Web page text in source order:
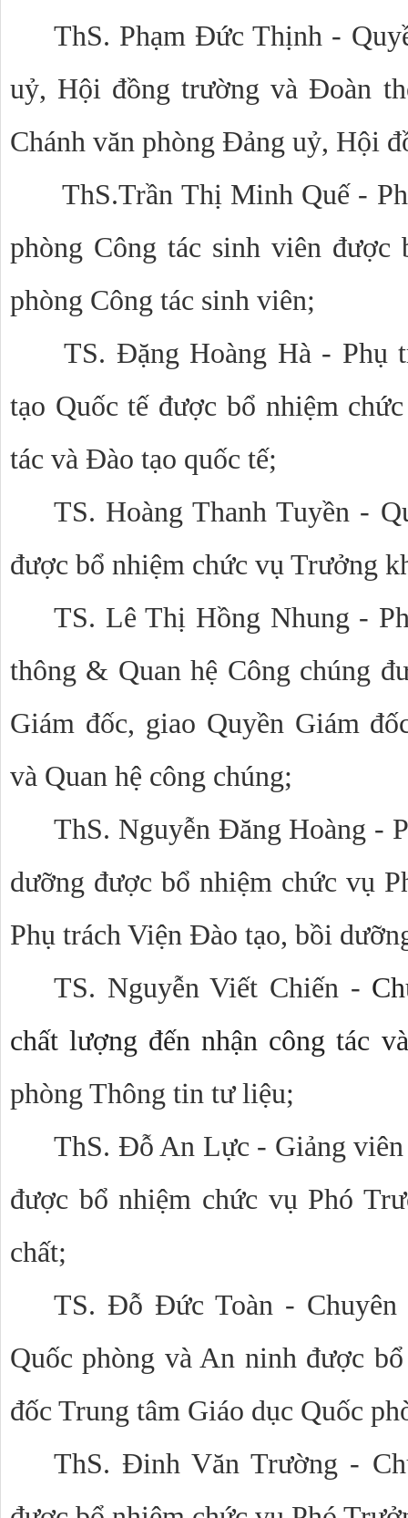
ThS. Phạm Đức Thịnh -
uỷ, Hội đồng trường và Đoàn
Chánh văn phòng Đảng uỷ, Hội
ThS.Trần Thị Minh Quế -
phòng Công tác sinh viên
phòng Công tác sinh viên;
TS. Đặng Hoàng Hà - Phụ
tạo Quốc tế được bổ nhiệm
tác và Đào tạo quốc tế;
TS. Hoàng Thanh Tuyền -
được bổ nhiệm chức vụ Trưởng
TS. Lê Thị Hồng Nhung -
thông & Quan hệ Công chúng
Giám đốc, giao Quyền Giám
và Quan hệ công chúng;
ThS. Nguyễn Đăng Hoàng -
dưỡng được bổ nhiệm chức vụ
Phụ trách Viện Đào tạo, bồi
TS. Nguyễn Viết Chiến -
chất lượng đến nhận công tác
phòng Thông tin tư liệu;
ThS. Đỗ An Lực - Giảng
được bổ nhiệm chức vụ Phó
chất;
TS. Đỗ Đức Toàn - Chuyên
Quốc phòng và An ninh được
đốc Trung tâm Giáo dục Quốc
ThS. Đinh Văn Trường -